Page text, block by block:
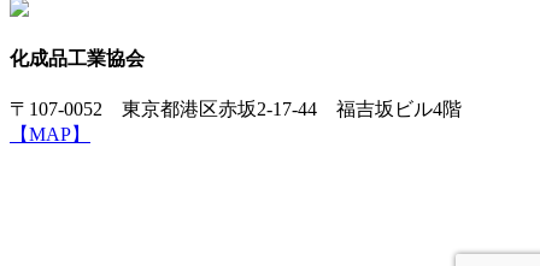
化成品工業協会
〒107-0052 東京都港区赤坂2-17-44 福吉坂ビル4階
【MAP】